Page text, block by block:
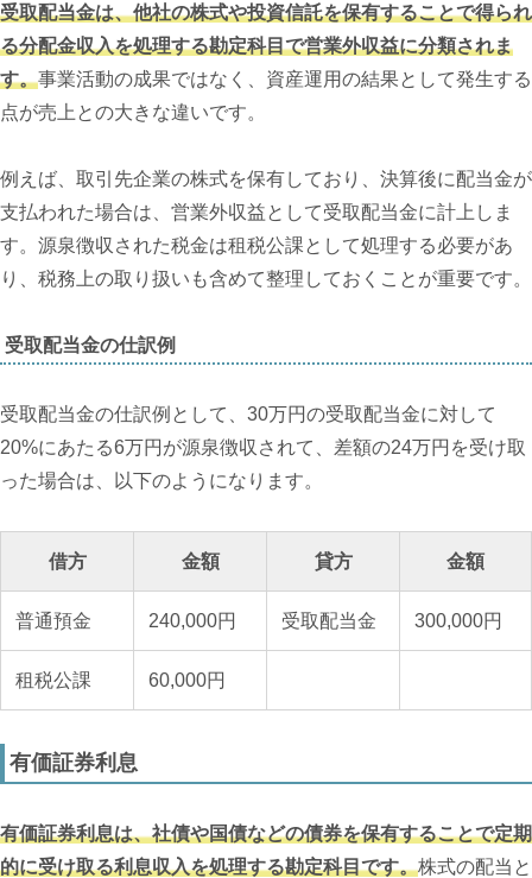
受取配当金は、他社の株式や投資信託を保有することで得られ
る分配金収入を処理する勘定科目で営業外収益に分類されま
す。事業活動の成果ではなく、資産運用の結果として発生する
点が売上との大きな違いです。
例えば、取引先企業の株式を保有しており、決算後に配当金が
支払われた場合は、営業外収益として受取配当金に計上しま
す。源泉徴収された税金は租税公課として処理する必要があ
り、税務上の取り扱いも含めて整理しておくことが重要です。
受取配当金の仕訳例
受取配当金の仕訳例として、30万円の受取配当金に対して
20%にあたる6万円が源泉徴収されて、差額の24万円を受け取
った場合は、以下のようになります。
借方 金額 貸方 金額
普通預金 240,000円 受取配当金 300,000円
租税公課 60,000円
有価証券利息
有価証券利息は、社債や国債などの債券を保有することで定期
的に受け取る利息収入を処理する勘定科目です。株式の配当と